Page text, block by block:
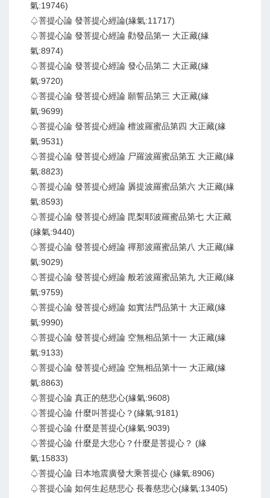
氣:19746)
♤菩提心論 發菩提心經論(緣氣:11717)
♤菩提心論 發菩提心經論 勸發品第一 大正藏(緣
氣:8974)
♤菩提心論 發菩提心經論 發心品第二 大正藏(緣
氣:9720)
♤菩提心論 發菩提心經論 願誓品第三 大正藏(緣
氣:9699)
♤菩提心論 發菩提心經論 檀波羅蜜品第四 大正藏(緣
氣:9531)
♤菩提心論 發菩提心經論 尸羅波羅蜜品第五 大正藏(緣
氣:8823)
♤菩提心論 發菩提心經論 羼提波羅蜜品第六 大正藏(緣
氣:8593)
♤菩提心論 發菩提心經論 毘梨耶波羅蜜品第七 大正藏
(緣氣:9440)
♤菩提心論 發菩提心經論 禪那波羅蜜品第八 大正藏(緣
氣:9029)
♤菩提心論 發菩提心經論 般若波羅蜜品第九 大正藏(緣
氣:9759)
♤菩提心論 發菩提心經論 如實法門品第十 大正藏(緣
氣:9990)
♤菩提心論 發菩提心經論 空無相品第十一 大正藏(緣
氣:9133)
♤菩提心論 發菩提心經論 空無相品第十一 大正藏(緣
氣:8863)
♤菩提心論 真正的慈悲心(緣氣:9608)
♤菩提心論 什麼叫菩提心？(緣氣:9181)
♤菩提心論 什麼是菩提心(緣氣:9039)
♤菩提心論 什麼是大悲心？什麼是菩提心？ (緣
氣:15833)
♤菩提心論 日本地震廣發大乘菩提心 (緣氣:8906)
♤菩提心論 如何生起慈悲心 長養慈悲心(緣氣:13405)